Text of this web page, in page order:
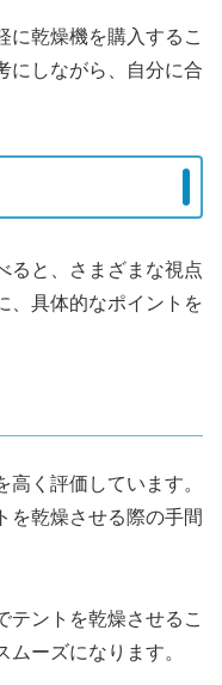
に乾燥機を購入するこ
にしながら、自分に合
ると、さまざまな視点
、具体的なポイントを
く評価しています。
を乾燥させる際の手間
テントを乾燥させるこ
ーズになります。